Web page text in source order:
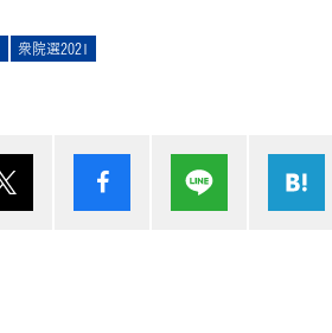
衆院選2021
シェア Lineで送る